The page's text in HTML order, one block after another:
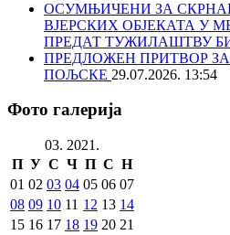
ОСУМЊИЧЕНИ ЗА
ВЈЕРСКИХ ОБЈЕКАТА У
ПРЕДАТ ТУЖИЛАШТВУ
ПРЕДЛОЖЕН ПРИТВОР
ПОЉСКЕ 29.07.2026. 13:54
Фото галерија
03. 2021.
П У С Ч П С Н
01 02 03 04 05 06 07
08 09 10 11 12 13 14
15 16 17 18 19 20 21